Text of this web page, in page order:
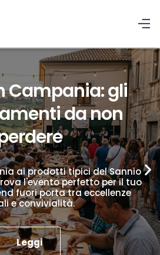
Campania: gli
da non
ai prodotti tipici del Sannio
l'evento perfetto per il tuo
fuori porta tra eccellenze
e convivialità.
Leggi